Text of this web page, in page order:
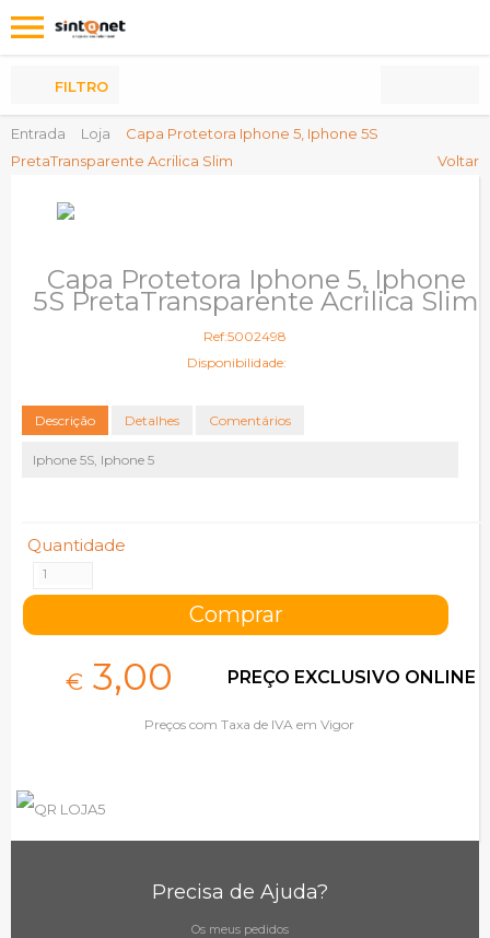
Entrada Loja
Capa Protetora Iphone 5, Iphone 5S
PretaTransparente Acrilica Slim
Voltar
FILTRO
Capa Protetora Iphone 5, Iphone
5S PretaTransparente Acrilica Slim
Ref:5002498
Disponibilidade:
Descrição Detalhes Comentários
Iphone 5S, Iphone 5
Quantidade
€ 3,00 PREÇO EXCLUSIVO ONLINE
Preços com Taxa de IVA em Vigor
Precisa de Ajuda?
Os meus pedidos